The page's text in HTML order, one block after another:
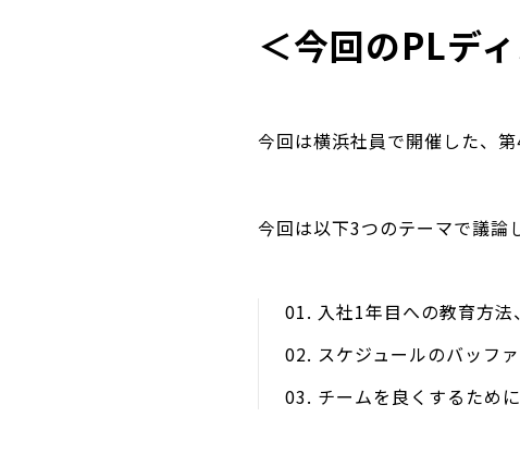
＜今回のPLデ
今回は横浜社員で開催した、
今回は以下3つのテーマで議論
入社1年目への教育方法
スケジュールのバッフ
チームを良くするため